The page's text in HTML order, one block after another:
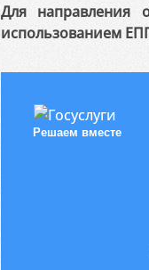
Для направления
использованием
Решаем вместе